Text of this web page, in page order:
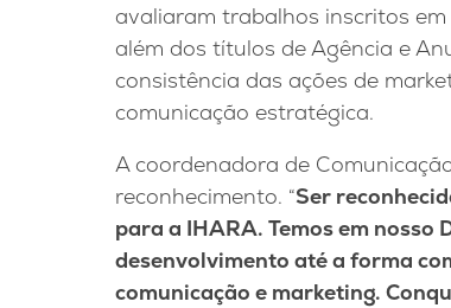
avaliaram trabalhos inscritos em
além dos títulos de Agência e
consistência das ações de
comunicação estratégica.
A coordenadora de
reconhecimento. “Ser
para a IHARA. Temos em nosso
desenvolvimento até a forma
comunicação e marketing.